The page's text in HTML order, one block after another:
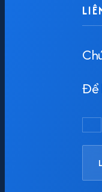
Để